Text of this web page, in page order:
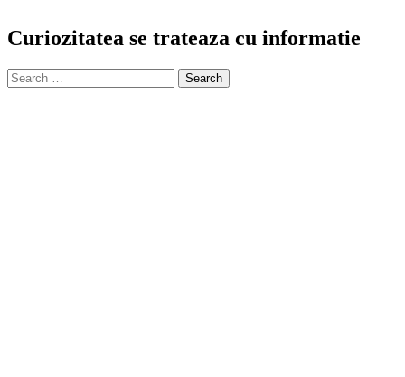
Curiozitatea se trateaza cu informatie
Search
for: